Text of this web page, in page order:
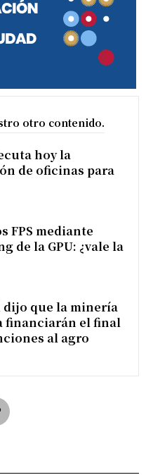
otro contenido.
hoy la
de oficinas para
FPS mediante
de la GPU: ¿vale la
dijo que la minería
financiarán el final
al agro